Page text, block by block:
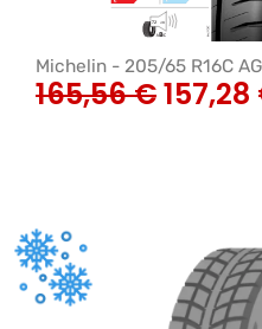
Michelin - 205/65 R16C
165,56€157,28